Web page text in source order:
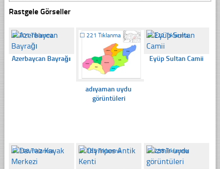
Rastgele Görseller
☐201 Tıklanma
Azerbaycan Bayrağı
☐221 Tıklanma
adıyaman uydu
görüntüleri
☐222 Tıklanma
Eyüp Sultan Camii
☐198 Tıklanma ☐183 Tıklanma ☐238 Tıklanma